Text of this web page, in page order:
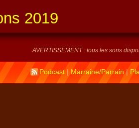
2019
AVERTISSEMENT : tous les sons
Podcast |Marraine/Parrain|